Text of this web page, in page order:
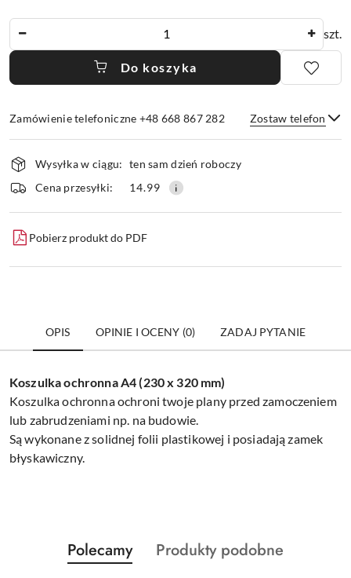
szt.
Do koszyka
Zamówienie telefoniczne +48 668 867 282 Zostaw telefon
Wyślij
Dostępność
i
dostawa
Wysyłka w ciągu: ten sam dzień roboczy
Cena przesyłki:
14.99
Pobierz produkt do PDF
OPIS OPINIE I OCENY (0) ZADAJ PYTANIE
Koszulka ochronna A4 (230 x 320 mm)
Koszulka ochronna ochroni twoje plany przed zamoczeniem
lub zabrudzeniami np. na budowie.
Są wykonane z solidnej folii plastikowej i posiadają zamek
błyskawiczny.
Pomiń karuzelę produktów
Produkty
o
Polecamy
Produkty
Produkty podobne